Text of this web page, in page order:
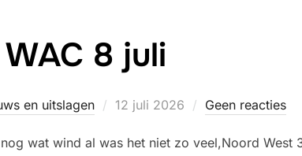
8 juli
en uitslagen
Geplaatst
12 juli 2026 Geen reacties
wat wind al was het niet zo veel,Noord West